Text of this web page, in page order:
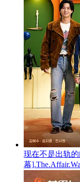
现在不是出轨
幕